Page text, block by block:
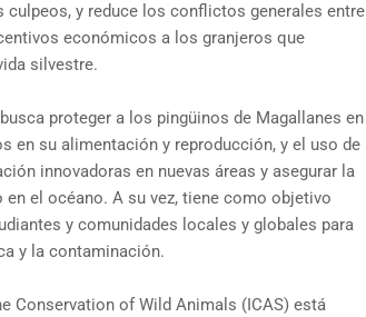
culpeos, y reduce los conflictos generales entre
económicos a los granjeros que
silvestre.
proteger a los pingüinos de Magallanes en
en su alimentación y reproducción, y el uso de
innovadoras en nuevas áreas y asegurar la
el océano. A su vez, tiene como objetivo
y comunidades locales y globales para
y la contaminación.
Conservation of Wild Animals (ICAS) está